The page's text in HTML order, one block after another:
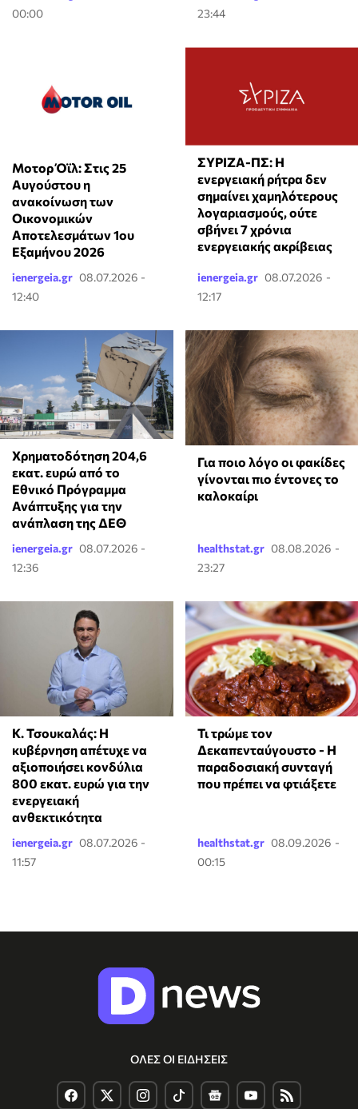
00:00
23:44
Μοτορ Όϊλ: Στις 25
Αυγούστου η
ανακοίνωση των
Οικονομικών
Αποτελεσμάτων 1ου
Εξαμήνου 2026
ienergeia.gr 08.07.2026 -
12:40
ΣΥΡΙΖΑ-ΠΣ: Η
ενεργειακή ρήτρα δεν
σημαίνει χαμηλότερους
λογαριασμούς, ούτε
σβήνει 7 χρόνια
ενεργειακής ακρίβειας
ienergeia.gr 08.07.2026 -
12:17
Χρηματοδότηση 204,6
εκατ. ευρώ από το
Εθνικό Πρόγραμμα
Ανάπτυξης για την
ανάπλαση της ΔΕΘ
ienergeia.gr 08.07.2026 -
12:36
Για ποιο λόγο οι φακίδες
γίνονται πιο έντονες το
καλοκαίρι
healthstat.gr 08.08.2026 -
23:27
Κ. Τσουκαλάς: Η
κυβέρνηση απέτυχε να
αξιοποιήσει κονδύλια
800 εκατ. ευρώ για την
ενεργειακή
ανθεκτικότητα
ienergeia.gr 08.07.2026 -
11:57
Τι τρώμε τον
Δεκαπενταύγουστο - Η
παραδοσιακή συνταγή
που πρέπει να φτιάξετε
healthstat.gr 08.09.2026 -
00:15
ΟΛΕΣ ΟΙ ΕΙΔΗΣΕΙΣ